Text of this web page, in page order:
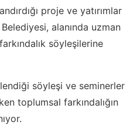
proje ve yatırımlar
alanında uzman
söyleşilerine
söyleşi ve seminerler
toplumsal farkındalığın